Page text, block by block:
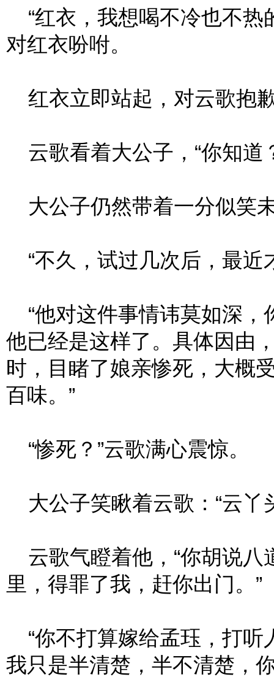
“红衣，我想喝不冷也不热
对红衣吩咐。
红衣立即站起，对云歌抱
云歌看着大公子，“你知道
大公子仍然带着一分似笑
“不久，试过几次后，最近
“他对这件事情讳莫如深，
他已经是这样了。具体因由
时，目睹了娘亲惨死，大概
百味。”
“惨死？”云歌满心震惊。
大公子笑瞅着云歌：“云丫
云歌气瞪着他，“你胡说八
里，得罪了我，赶你出门。”
“你不打算嫁给孟珏，打听
我只是半清楚，半不清楚，